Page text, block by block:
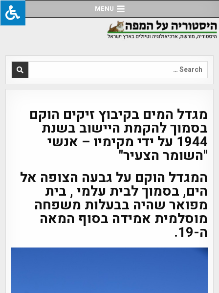
to
content
MENU
Search
for:
מגדל המים בקיבוץ זיקים הוקם
בסמוך להקמת היישוב בשנת
1944 על ידי מקימיו – אנשי
"השומר הצעיר"
המגדל הוקם על גבעה הצופה אל
הים, בסמוך לבית עלמי , בית
מפואר שהיה בבעלות משפחה
מוסלמית אמידה בסוף המאה
ה-19.